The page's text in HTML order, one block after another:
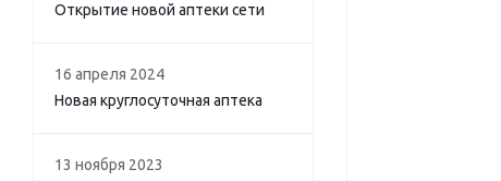
Открытие новой аптеки сети
16 апреля 2024
Новая круглосуточная аптека
13 ноября 2023